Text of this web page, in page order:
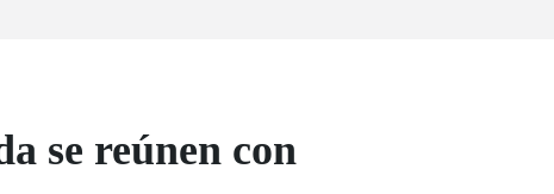
se reúnen con